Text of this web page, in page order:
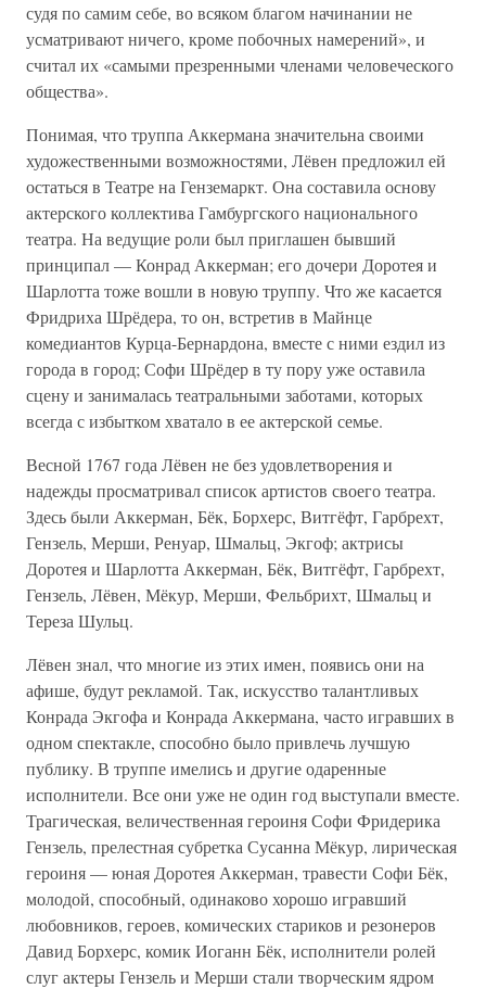
судя по самим себе, во всяком благом начинании не
усматривают ничего, кроме побочных намерений», и
считал их «самыми презренными членами человеческого
общества».
Понимая, что труппа Аккермана значительна своими
художественными возможностями, Лёвен предложил ей
остаться в Театре на Генземаркт. Она составила основу
актерского коллектива Гамбургского национального
театра. На ведущие роли был приглашен бывший
принципал — Конрад Аккерман; его дочери Доротея и
Шарлотта тоже вошли в новую труппу. Что же касается
Фридриха Шрёдера, то он, встретив в Майнце
комедиантов Курца-Бернардона, вместе с ними ездил из
города в город; Софи Шрёдер в ту пору уже оставила
сцену и занималась театральными заботами, которых
всегда с избытком хватало в ее актерской семье.
Весной 1767 года Лёвен не без удовлетворения и
надежды просматривал список артистов своего театра.
Здесь были Аккерман, Бёк, Борхерс, Витгёфт, Гарбрехт,
Гензель, Мерши, Ренуар, Шмальц, Экгоф; актрисы
Доротея и Шарлотта Аккерман, Бёк, Витгёфт, Гарбрехт,
Гензель, Лёвен, Мёкур, Мерши, Фельбрихт, Шмальц и
Тереза Шульц.
Лёвен знал, что многие из этих имен, появись они на
афише, будут рекламой. Так, искусство талантливых
Конрада Экгофа и Конрада Аккермана, часто игравших в
одном спектакле, способно было привлечь лучшую
публику. В труппе имелись и другие одаренные
исполнители. Все они уже не один год выступали вместе.
Трагическая, величественная героиня Софи Фридерика
Гензель, прелестная субретка Сусанна Мёкур, лирическая
героиня — юная Доротея Аккерман, травести Софи Бёк,
молодой, способный, одинаково хорошо игравший
любовников, героев, комических стариков и резонеров
Давид Борхерс, комик Иоганн Бёк, исполнители ролей
слуг актеры Гензель и Мерши стали творческим ядром